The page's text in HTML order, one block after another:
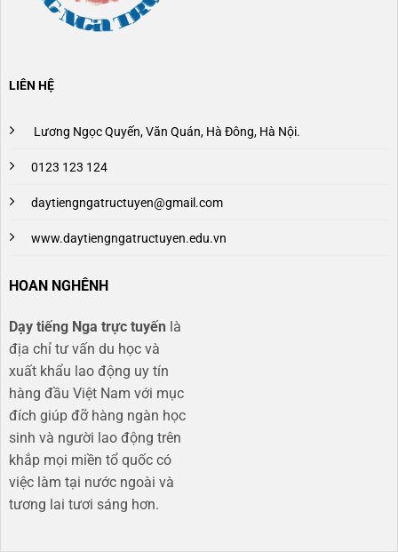
LIÊN HỆ
Lương Ngọc Quyến, Văn Quán, Hà Đông, Hà Nội.
0123 123 124
daytiengngatructuyen@gmail.com
www.daytiengngatructuyen.edu.vn
HOAN NGHÊNH
Dạy tiếng Nga trực tuyến là
địa chỉ tư vấn du học và
xuất khẩu lao động uy tín
hàng đầu Việt Nam với mục
đích giúp đỡ hàng ngàn học
sinh và người lao động trên
khắp mọi miền tổ quốc có
việc làm tại nước ngoài và
tương lai tươi sáng hơn​.